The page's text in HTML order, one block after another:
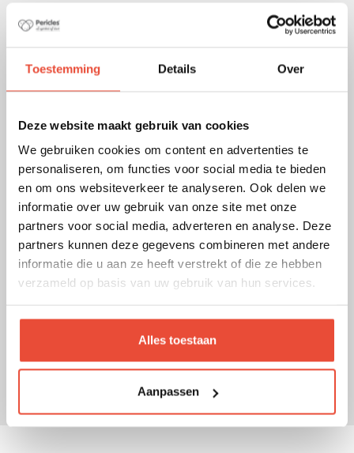
Toestemming Details Over
Deze website maakt gebruik van cookies
We gebruiken cookies om content en advertenties te
personaliseren, om functies voor social media te bieden
en om ons websiteverkeer te analyseren. Ook delen we
informatie over uw gebruik van onze site met onze
partners voor social media, adverteren en analyse. Deze
partners kunnen deze gegevens combineren met andere
informatie die u aan ze heeft verstrekt of die ze hebben
verzameld op basis van uw gebruik van hun services.
Alles toestaan
Aanpassen
cm lengte).
Uitvoering:
met afneembare mouwen,
waardoor de slaapzak zowel in koudere als
TOG-waarde: 2 – ideaal voor gemiddelde
kamertemperaturen
Praktisch: compatibel met autostoelen dankzij
de speciale gordelopeningen.
Gebruiksgemak: centrale ritssluiting voor
eenvoudig aan- en uittrekken.
https://www.pericles.be/nl/blog/1272/slaapzakke
n/ontdek-comfort-en-veiligheid-met-onze-
Een functionele en stijlvolle slaapzak die
thuis als onderweg.